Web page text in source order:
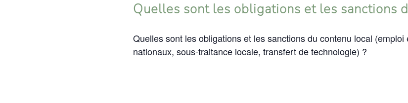
Quelles sont les obligations et les sanctions
Quelles sont les obligations et les sanctions du contenu local
nationaux, sous-traitance locale, transfert de technologie) ?